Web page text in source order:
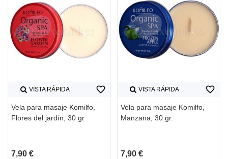
VISTA RÁPIDA
Vela para masaje Komilfo,
Flores del jardín, 30 gr
7,90 €
favorite_border VISTA RÁPIDA
Vela para masaje Komilfo,
Manzana, 30 gr.
7,90 €
favorite_border